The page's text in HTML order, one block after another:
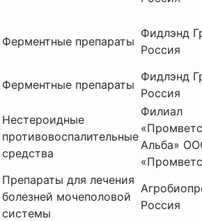
Ферментные препараты
Фидлэнд
Россия
Ферментные препараты
Фидлэнд
Россия
Нестероидные
противовоспалительные
средства
Филиал
Альба»
Препараты для лечения
болезней мочеполовой
системы
Россия